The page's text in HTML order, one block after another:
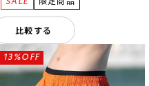
比較する
13%OFF